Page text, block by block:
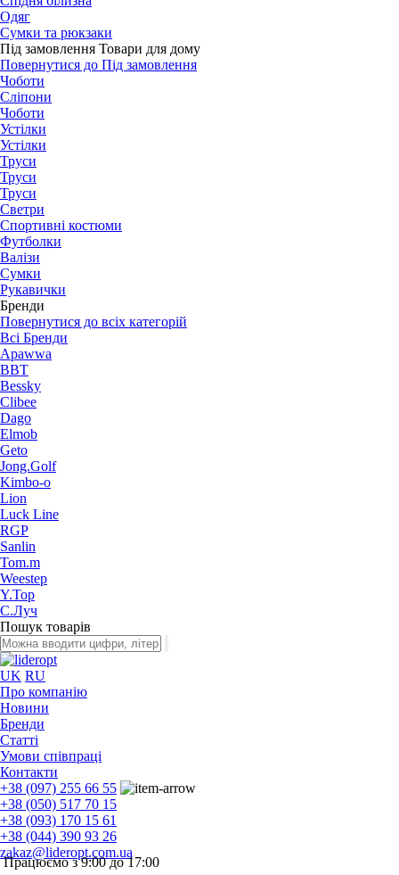
Одяг
Сумки та рюкзаки
Під замовлення Товари для дому
Повернутися до Під замовлення
Чоботи
Сліпони
Чоботи
Устілки
Устілки
Труси
Труси
Труси
Светри
Спортивні костюми
Футболки
Валізи
Сумки
Рукавички
Бренди
Повернутися до всіх категорій
Всі Бренди
Apawwa
BBT
Bessky
Clibee
Dago
Elmob
Geto
Jong.Golf
Kimbo-o
Lion
Luck Line
RGP
Sanlin
Tom.m
Weestep
Y.Top
С.Луч
Пошук товарів
UK RU
Про компанію
Новини
Бренди
Статті
Умови співпраці
Контакти
+38 (097) 255 66 55
+38 (050) 517 70 15
+38 (093) 170 15 61
+38 (044) 390 93 26
zakaz@lideropt.com.ua
Працюємо з 9:00 до 17:00